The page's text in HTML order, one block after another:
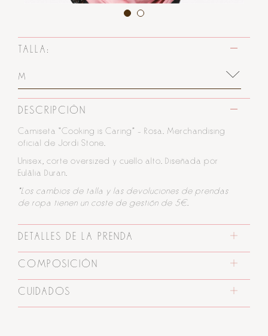
TALLA:
M
DESCRIPCIÓN
Camiseta “Cooking is Caring” – Rosa. Merchandising
oficial de Jordi Stone.
Unisex, corte oversized y cuello alto. Diseñada por
Eulàlia Duran.
*Los cambios de talla y las devoluciones de prendas
de ropa tienen un coste de gestión de 5€.
DETALLES DE LA PRENDA
COMPOSICIÓN
CUIDADOS